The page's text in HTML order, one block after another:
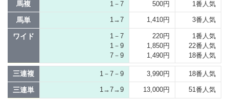
馬複 1－7 500円 1番人気
馬単 1→7 1,410円 3番人気
ワイド
1－7
1－9
7－9
220円
1,850円
1,490円
1番人気
22番人気
18番人気
三連複 1－7－9 3,990円 18番人気
三連単 1→7→9 13,000円 51番人気